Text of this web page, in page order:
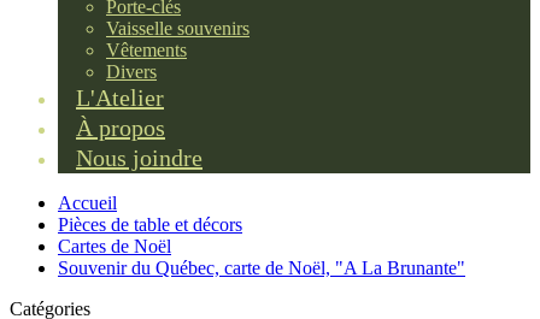
Porte-clés
Vaisselle souvenirs
Vêtements
Divers
L'Atelier
À propos
Nous joindre
Accueil
Pièces de table et décors
Cartes de Noël
Souvenir du Québec, carte de Noël, "A La Brunante"
Catégories